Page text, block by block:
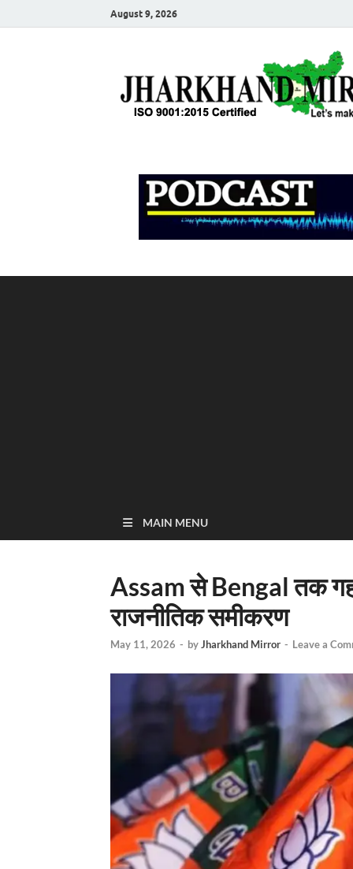
August 9, 2026
MAIN MENU
Assam से Bengal तक
राजनीतिक समीकरण
May 11, 2026 - byJharkhand Mirror - Leave a